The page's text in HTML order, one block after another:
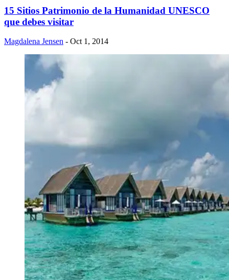
​15 Sitios Patrimonio de la Humanidad UNESCO
que debes visitar
Magdalena Jensen - Oct 1, 2014